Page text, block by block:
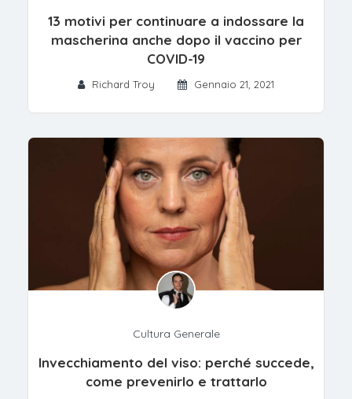
13 motivi per continuare a indossare la
mascherina anche dopo il vaccino per
COVID-19
Richard Troy Gennaio 21, 2021
Cultura Generale
Invecchiamento del viso: perché succede,
come prevenirlo e trattarlo